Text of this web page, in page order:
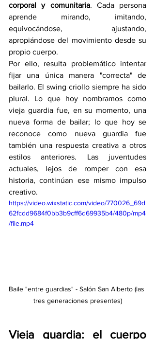
corporal y comunitaria. Cada persona
aprende mirando, imitando,
equivocándose, ajustando,
apropiándose del movimiento desde su
propio cuerpo.
Por ello, resulta problemático intentar
fijar una única manera "correcta" de
bailarlo. El swing criollo siempre ha sido
plural. Lo que hoy nombramos como
vieja guardia fue, en su momento, una
nueva forma de bailar; lo que hoy se
reconoce como nueva guardia fue
también una respuesta creativa a otros
estilos anteriores. Las juventudes
actuales, lejos de romper con esa
historia, continúan ese mismo impulso
creativo.
https://video.wixstatic.com/video/770026_69d
62fcdd9684f0bb3b9cff6d69935b4/480p/mp4
/file.mp4
Baile "entre guardias" - Salón San Alberto (las
tres generaciones presentes)
Vieja guardia: el cuerpo